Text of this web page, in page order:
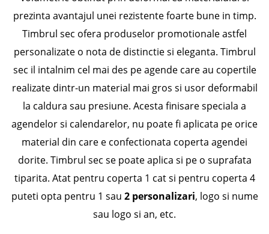
prezinta avantajul unei rezistente foarte bune in timp.
Timbrul sec ofera produselor promotionale astfel
personalizate o nota de distinctie si eleganta. Timbrul
sec il intalnim cel mai des pe agende care au copertile
realizate dintr-un material mai gros si usor deformabil
la caldura sau presiune. Acesta finisare speciala a
agendelor si calendarelor, nu poate fi aplicata pe orice
material din care e confectionata coperta agendei
dorite. Timbrul sec se poate aplica si pe o suprafata
tiparita. Atat pentru coperta 1 cat si pentru coperta 4
puteti opta pentru 1 sau 2 personalizari, logo si nume
sau logo si an, etc.